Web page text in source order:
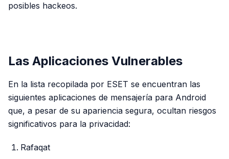
posibles hackeos.
Las Aplicaciones Vulnerables
En la lista recopilada por ESET se encuentran las
siguientes aplicaciones de mensajería para Android
que, a pesar de su apariencia segura, ocultan riesgos
significativos para la privacidad:
Rafaqat